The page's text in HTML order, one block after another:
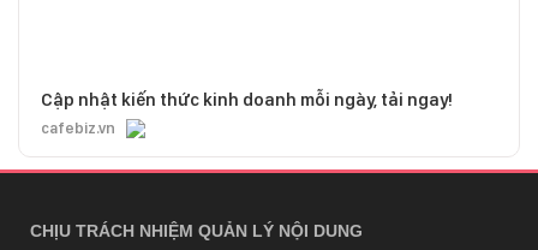
Cập nhật kiến thức kinh doanh mỗi ngày, tải ngay!
cafebiz.vn
CHỊU TRÁCH NHIỆM QUẢN LÝ NỘI DUNG